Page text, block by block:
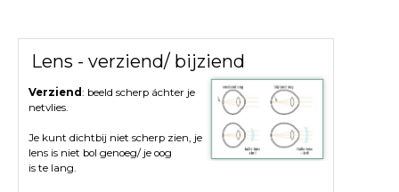
Lens - verziend/ bijziend
Verziend: beeld scherp áchter je
netvlies.
Je kunt dichtbij niet scherp zien, je
lens is niet bol genoeg/ je oog
is te lang.